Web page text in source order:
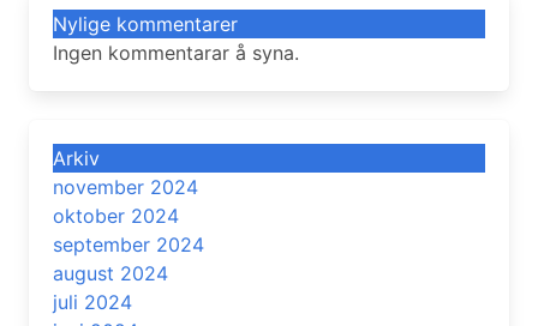
Nylige kommentarer
Ingen kommentarar å syna.
Arkiv
november 2024
oktober 2024
september 2024
august 2024
juli 2024